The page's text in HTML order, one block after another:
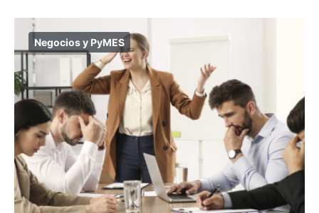
Negocios y PyMES